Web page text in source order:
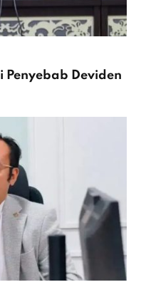
Penyebab Deviden